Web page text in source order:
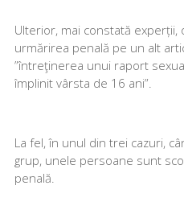
Ulterior, mai constată experții,
urmărirea penală pe un alt
”întreţinerea unui raport
împlinit vârsta de 16 ani”.
La fel, în unul din trei cazuri,
grup, unele persoane sunt
penală.